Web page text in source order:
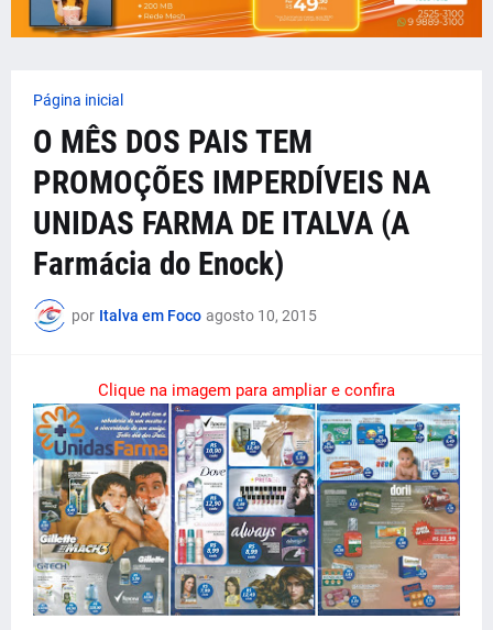
Página inicial
O MÊS DOS PAIS TEM
PROMOÇÕES IMPERDÍVEIS NA
UNIDAS FARMA DE ITALVA (A
Farmácia do Enock)
por Italva em Foco agosto 10, 2015
Clique na imagem para ampliar e confira